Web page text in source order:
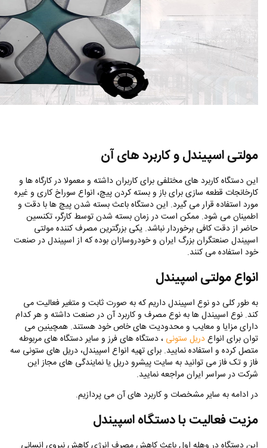
مولتی اسپیندل و کاربرد های آن
این دستگاه کاربرد های مختلفی برای کاربران داشته و معمولا در کارگاه ها و
کارخانجات قطعه سازی برای باز و بسته کردن پیچ، انواع سوراخ کاری و غیره
مورد استفاده قرار می گیرد. این دستگاه باعث بسته شدن پیچ ها با دقت و
اطمینان می شود. ممکن است در زمان بسته شدن توسط کارگر، تکنسین
حاضر از دقت کافی برخوردار نباشد. یکی بزرگترین مصرف کننده مولتی
اسپیندل صنعتگران بزرگ ایران و خودروسازان بوده که از اسپیندل در صنعت
خود استفاده می کنند.
انواع مولتی اسپیندل
به طور کلی دو نوع اسپیندل داریم که به صورت ثابت و متغیر فعالیت می
کند. نوع اسپیندل ها به نوع مصرف و کاربرد آن در صنعت داشته و هر کدام
دارای مزایا و معایب و محدودیت های خاص خود هستند. همچینین می
توان برای انواعدریل ستونی ، دستگاه های فرز و سایر دستگاه های مربوطه
متصل کرده و استفاده نمایید. برای تهیه انواع اسپیندل، دریل های ستونی سه
فاز و تک فاز می توانید به سایت پیشرو دریل یا نمایندگی های مجاز این
شرکت در سراسر ایران مراجعه نمایید.
در ادامه به سایر مشخصات و کاربرد های آن می پردازیم.
مزیت فعالیت با دستگاه اسپیندل